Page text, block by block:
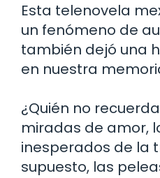
Esta telenovela
un fenómeno de
también dejó una
en nuestra
¿Quién no
miradas de amor,
inesperados de la
supuesto, las